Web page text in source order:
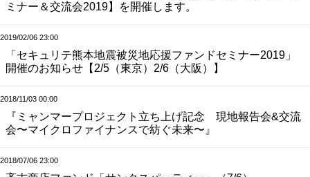
ミナー＆交流会2019】を開催します。
2019/02/06 23:00
「セキュリテ熊本地震被災地応援ファンドセミナー2019」
開催のお知らせ【2/5（東京）2/6（大阪）】
2018/11/03 00:00
『ミャンマープロジェクト立ち上げ記念 現地報告会&交流
会〜マイクロファイナンスで紡ぐ未来〜』
2018/07/06 23:00